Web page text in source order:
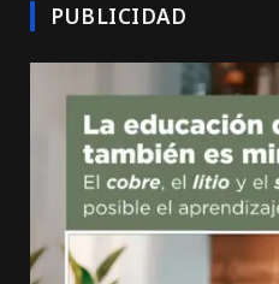
PUBLICIDAD